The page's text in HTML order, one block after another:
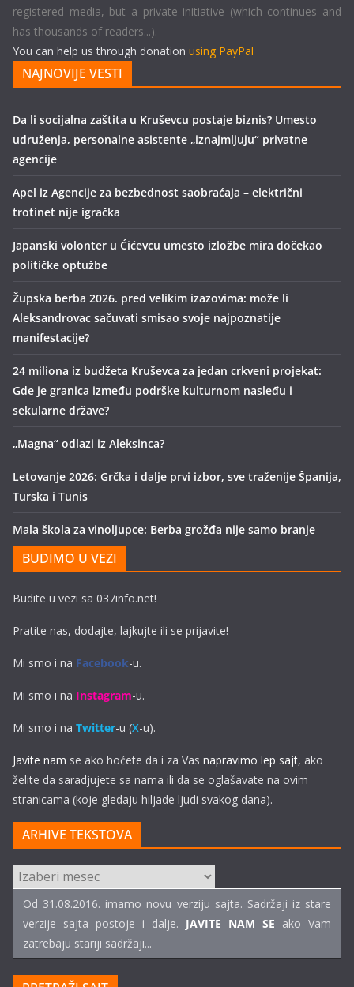
registered media, but a private initiative (which continues and
has thousands of readers...).
You can help us through donation using PayPal
NAJNOVIJE VESTI
Da li socijalna zaštita u Kruševcu postaje biznis? Umesto
udruženja, personalne asistente „iznajmljuju“ privatne
agencije
Apel iz Agencije za bezbednost saobraćaja – električni
trotinet nije igračka
Japanski volonter u Ćićevcu umesto izložbe mira dočekao
političke optužbe
Župska berba 2026. pred velikim izazovima: može li
Aleksandrovac sačuvati smisao svoje najpoznatije
manifestacije?
24 miliona iz budžeta Kruševca za jedan crkveni projekat:
Gde je granica između podrške kulturnom nasleđu i
sekularne države?
„Magna“ odlazi iz Aleksinca?
Letovanje 2026: Grčka i dalje prvi izbor, sve traženije Španija,
Turska i Tunis
Mala škola za vinoljupce: Berba grožđa nije samo branje
BUDIMO U VEZI
Budite u vezi sa 037info.net!
Pratite nas, dodajte, lajkujte ili se prijavite!
Mi smo i na Facebook-u.
Mi smo i na Instagram-u.
Mi smo i na Twitter-u (X-u).
Javite nam se ako hoćete da i za Vas napravimo lep sajt, ako
želite da saradjujete sa nama ili da se oglašavate na ovim
stranicama (koje gledaju hiljade ljudi svakog dana).
ARHIVE TEKSTOVA
ARHIVE
TEKSTOVA
Od 31.08.2016. imamo novu verziju sajta. Sadržaji iz stare
verzije sajta postoje i dalje. JAVITE NAM SE ako Vam
zatrebaju stariji sadržaji...